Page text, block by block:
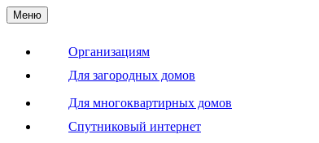
Меню
Организациям
Для загородных домов
Для многоквартирных домов
Спутниковый интернет